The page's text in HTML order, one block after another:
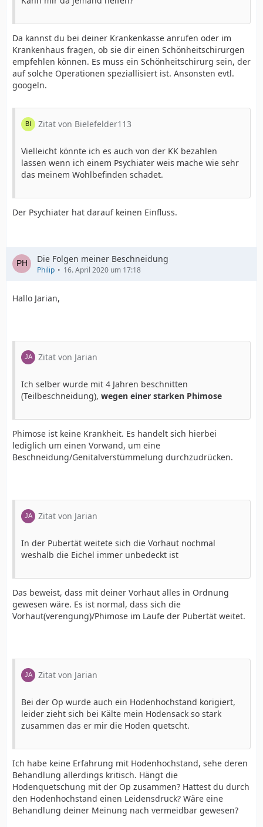
Da kannst du bei deiner Krankenkasse anrufen oder im
Krankenhaus fragen, ob sie dir einen Schönheitschirurgen
empfehlen können. Es muss ein Schönheitschirurg sein, der
auf solche Operationen speziallisiert ist. Ansonsten evtl.
googeln.
Zitat von Bielefelder113
Vielleicht könnte ich es auch von der KK bezahlen
lassen wenn ich einem Psychiater weis mache wie sehr
das meinem Wohlbefinden schadet.
Der Psychiater hat darauf keinen Einfluss.
Die Folgen meiner Beschneidung
Philip 16. April 2020 um 17:18
Hallo Jarian,
Zitat von Jarian
Ich selber wurde mit 4 Jahren beschnitten
(Teilbeschneidung), wegen einer starken Phimose
Phimose ist keine Krankheit. Es handelt sich hierbei
lediglich um einen Vorwand, um eine
Beschneidung/Genitalverstümmelung durchzudrücken.
Zitat von Jarian
In der Pubertät weitete sich die Vorhaut nochmal
weshalb die Eichel immer unbedeckt ist
Das beweist, dass mit deiner Vorhaut alles in Ordnung
gewesen wäre. Es ist normal, dass sich die
Vorhaut(verengung)/Phimose im Laufe der Pubertät weitet.
Zitat von Jarian
Bei der Op wurde auch ein Hodenhochstand korigiert,
leider zieht sich bei Kälte mein Hodensack so stark
zusammen das er mir die Hoden quetscht.
Ich habe keine Erfahrung mit Hodenhochstand, sehe deren
Behandlung allerdings kritisch. Hängt die
Hodenquetschung mit der Op zusammen? Hattest du durch
den Hodenhochstand einen Leidensdruck? Wäre eine
Behandlung deiner Meinung nach vermeidbar gewesen?